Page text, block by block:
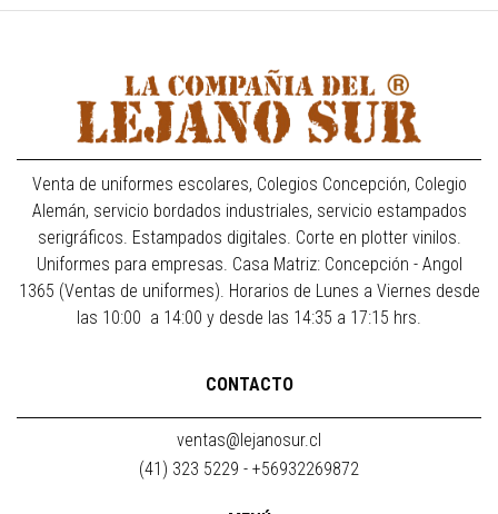
Venta de uniformes escolares, Colegios Concepción, Colegio
Alemán, servicio bordados industriales, servicio estampados
serigráficos. Estampados digitales. Corte en plotter vinilos.
Uniformes para empresas. Casa Matriz: Concepción - Angol
1365 (Ventas de uniformes). Horarios de Lunes a Viernes desde
las 10:00 a 14:00 y desde las 14:35 a 17:15 hrs.
CONTACTO
ventas@lejanosur.cl
(41) 323 5229 - +56932269872